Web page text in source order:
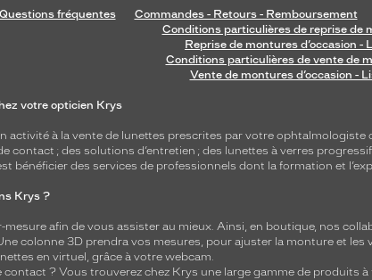
Questions fréquentes Commandes - Retours - Remboursement
Conditions particulières de reprise de
Reprise de montures d’occasion
Conditions particulières de vente de
Vente de montures d’occasion -
votre opticien Krys
activité à la vente de lunettes prescrites par votre ophtalmologiste
contact ; des solutions d’entretien ; des lunettes à verres
bénéficier des services de professionnels dont la formation et
Krys ?
afin de vous assister au mieux. Ainsi, en boutique, nos
colonne 3D prendra vos mesures, pour ajuster la monture et
en virtuel, grâce à votre webcam.
? Vous trouverez chez Krys une large gamme de produits